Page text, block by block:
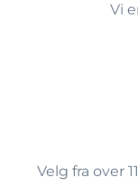
Vi
Velg fra over